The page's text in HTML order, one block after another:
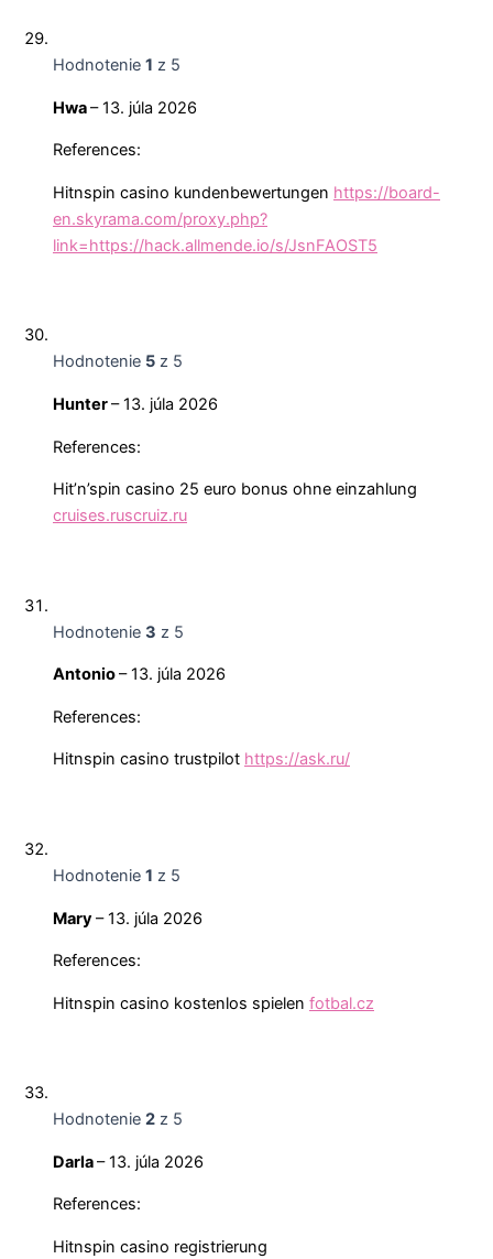
Hodnotenie 1 z 5
Hwa– 13. júla 2026
References:
Hitnspin casino kundenbewertungen https://board-
en.skyrama.com/proxy.php?
link=https://hack.allmende.io/s/JsnFAOST5
Hodnotenie 5 z 5
Hunter– 13. júla 2026
References:
Hit’n’spin casino 25 euro bonus ohne einzahlung
cruises.ruscruiz.ru
Hodnotenie 3 z 5
Antonio– 13. júla 2026
References:
Hitnspin casino trustpilot https://ask.ru/
Hodnotenie 1 z 5
Mary– 13. júla 2026
References:
Hitnspin casino kostenlos spielen fotbal.cz
Hodnotenie 2 z 5
Darla– 13. júla 2026
References:
Hitnspin casino registrierung